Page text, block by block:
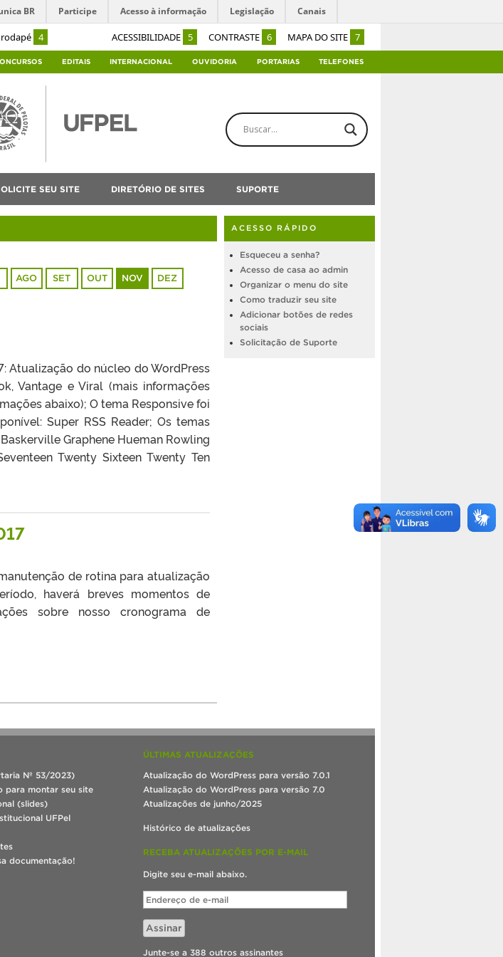
4 ACESSIBILIDADE 5 CONTRASTE 6 MAPA DO SITE 7
BR Participe Acesso à informação Legislação Canais
EDITAIS INTERNACIONAL OUVIDORIA PORTARIAS TELEFONES
SEU SITE DIRETÓRIO DE SITES SUPORTE
AGO SET OUT NOV DEZ
Atualização do núcleo do WordPress
Vantage e Viral (mais informações
abaixo); O tema Responsive foi
Super RSS Reader; Os temas
Graphene Hueman Rowling
Twenty Sixteen Twenty Ten
de rotina para atualização
haverá breves momentos de
sobre nosso cronograma de
ACESSO RÁPIDO
Esqueceu a senha?
Acesso de casa ao admin
Organizar o menu do site
Como traduzir seu site
Adicionar botões de redes
sociais
Solicitação de Suporte
Nº 53/2023)
para montar seu site
(slides)
UFPel
documentação!
ÚLTIMAS ATUALIZAÇÕES
Atualização do WordPress para versão 7.0.1
Atualização do WordPress para versão 7.0
Atualizações de junho/2025
Histórico de atualizações
RECEBA ATUALIZAÇÕES POR E-MAIL
Digite seu e-mail abaixo.
Endereço
de
e-
mail
Assinar
Junte-se a 388 outros assinantes